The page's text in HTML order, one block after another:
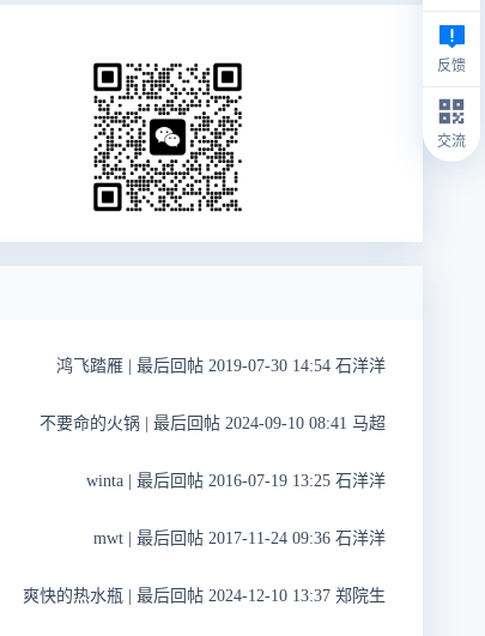
鸿飞踏雁 最后回帖 2019-07-30 14:54 石洋洋
不要命的火锅 最后回帖 2024-09-10 08:41 马超
winta 最后回帖 2016-07-19 13:25 石洋洋
mwt 最后回帖 2017-11-24 09:36 石洋洋
爽快的热水瓶 最后回帖 2024-12-10 13:37 郑院生
反馈
交流